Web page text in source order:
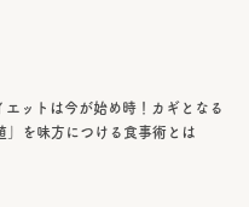
エットは今が始め時！カギとなる
」を味方につける食事術とは